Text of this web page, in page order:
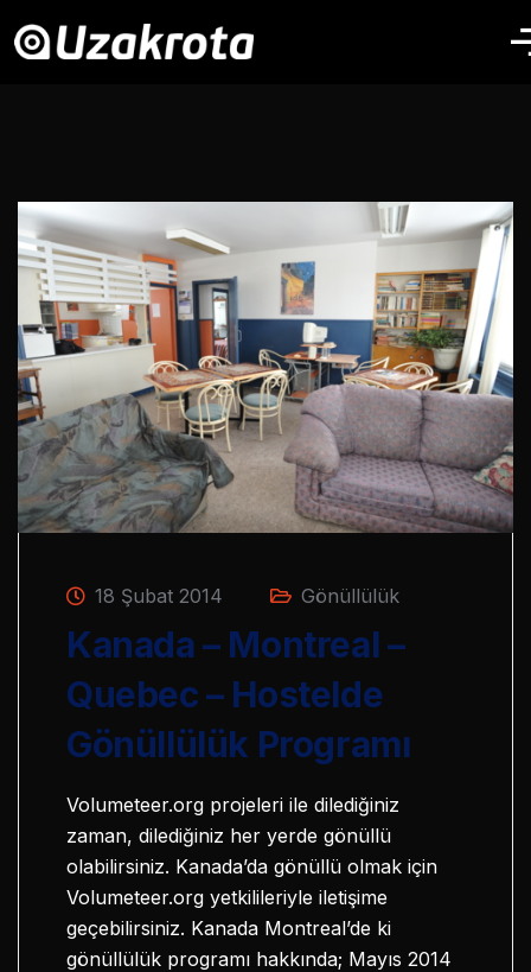
18 Şubat 2014 Gönüllülük
Kanada – Montreal –
Quebec – Hostelde
Gönüllülük Programı
Volumeteer.org projeleri ile dilediğiniz
zaman, dilediğiniz her yerde gönüllü
olabilirsiniz. Kanada’da gönüllü olmak için
Volumeteer.org yetkilileriyle iletişime
geçebilirsiniz. Kanada Montreal’de ki
gönüllülük programı hakkında; Mayıs 2014